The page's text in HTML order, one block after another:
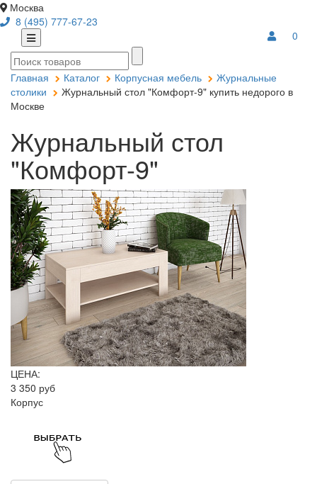
Москва
8 (495) 777-67-23
0
Главная Каталог Корпусная мебель
Журнальные
столики
Журнальный стол "Комфорт-9" купить недорого в
Москве
Журнальный стол
"Комфорт-9"
ЦЕНА:
3 350 руб
Корпус